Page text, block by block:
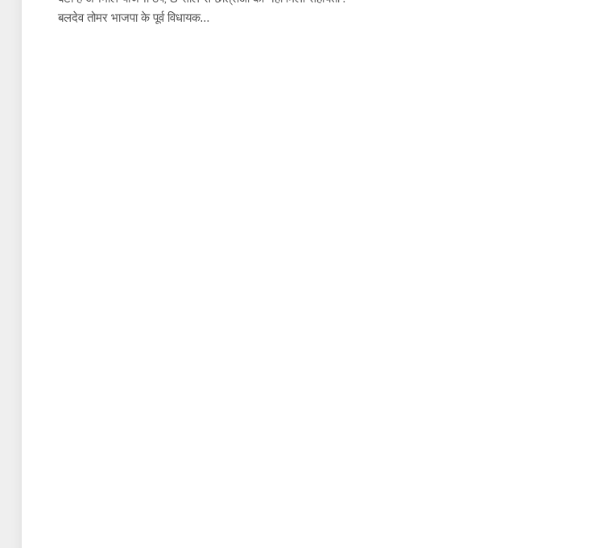
बलदेव तोमर भाजपा के पूर्व विधायक…